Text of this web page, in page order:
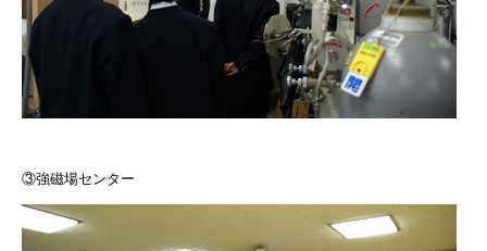
③強磁場センター